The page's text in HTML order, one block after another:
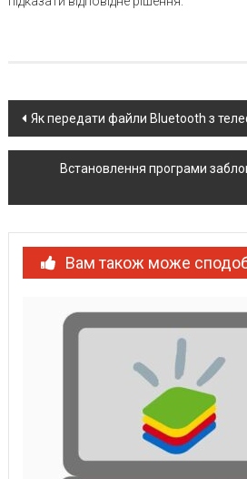
Post
navigation
Як передати файли Bluetooth з
Встановлення програми
Вам також може